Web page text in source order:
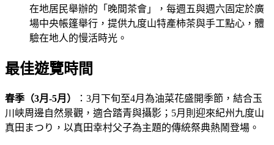
在地居民舉辦的「晚間茶會」，每週五與週六固定於廣
場中央帳篷舉行，提供九度山特產柿茶與手工點心，體
驗在地人的慢活時光。
最佳遊覽時間
春季（3月-5月）
：3月下旬至4月為油菜花盛開季節，結合玉
川峡周邊自然景觀，適合踏青與攝影；5月則迎來紀州九度山
真田まつり，以真田幸村父子為主題的傳統祭典熱鬧登場。